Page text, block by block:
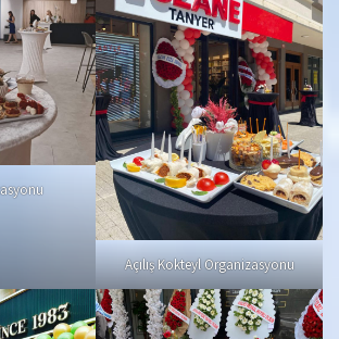
Açılış Kokteyl Organizasyonu